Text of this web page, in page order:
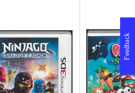
Feedback